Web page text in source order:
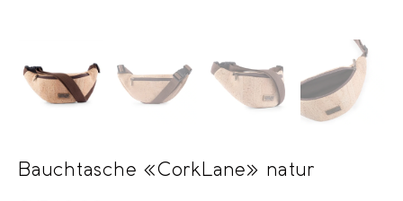
Bauchtasche «CorkLane» natur